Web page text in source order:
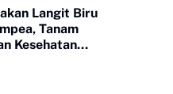
Langit Biru
Tanam
Kesehatan